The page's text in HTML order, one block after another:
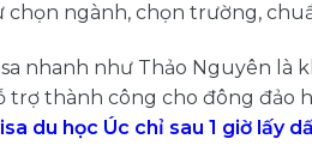
chọn ngành, chọn trường,
nhanh như Thảo Nguyên là
thành công cho đông đảo
du học Úc chỉ sau 1 giờ lấy